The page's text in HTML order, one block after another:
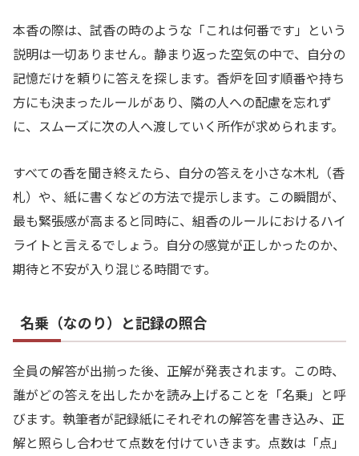
本香の際は、試香の時のような「これは何番です」という
説明は一切ありません。静まり返った空気の中で、自分の
記憶だけを頼りに答えを探します。香炉を回す順番や持ち
方にも決まったルールがあり、隣の人への配慮を忘れず
に、スムーズに次の人へ渡していく所作が求められます。
すべての香を聞き終えたら、自分の答えを小さな木札（香
札）や、紙に書くなどの方法で提示します。この瞬間が、
最も緊張感が高まると同時に、組香のルールにおけるハイ
ライトと言えるでしょう。自分の感覚が正しかったのか、
期待と不安が入り混じる時間です。
名乗（なのり）と記録の照合
全員の解答が出揃った後、正解が発表されます。この時、
誰がどの答えを出したかを読み上げることを「名乗」と呼
びます。執筆者が記録紙にそれぞれの解答を書き込み、正
解と照らし合わせて点数を付けていきます。点数は「点」